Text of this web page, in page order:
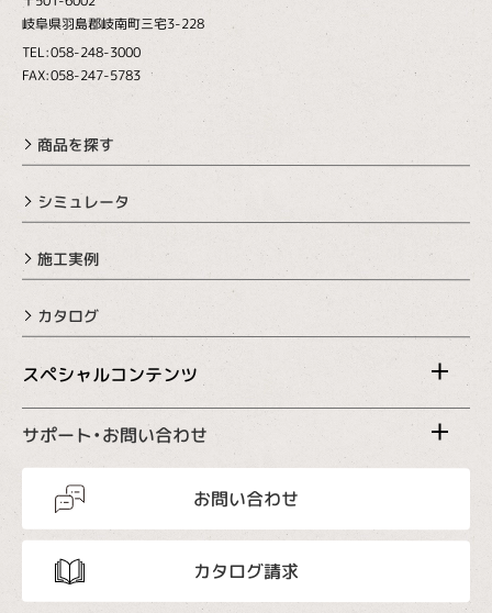
岐阜県羽島郡岐南町三宅3-228
TEL:058-248-3000
FAX:058-247-5783
商品を探す
シミュレータ
施工実例
カタログ
スペシャルコンテンツ
サポート・お問い合わせ
お問い合わせ
カタログ請求